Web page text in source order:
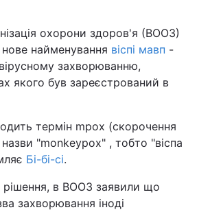
Політика
Наука
Інциденти
охорони здоров'я (ВООЗ)
найменування віспі мавп -
захворюванню,
якого був зареєстрований в
термін mpox (скорочення
назви "monkeypox" , тобто "віспа
Бі-бі-сі.
в ВООЗ заявили що
захворювання іноді